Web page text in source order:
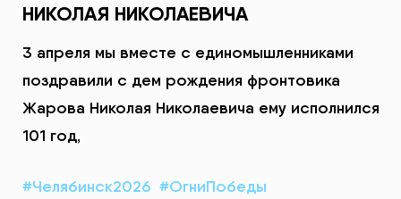
НИКОЛАЯ НИКОЛАЕВИЧА
3 апреля мы вместе с единомышленниками
поздравили с дем рождения фронтовика
Жарова Николая Николаевича ему исполнился
101 год,
#Челябинск2026 #ОгниПобеды